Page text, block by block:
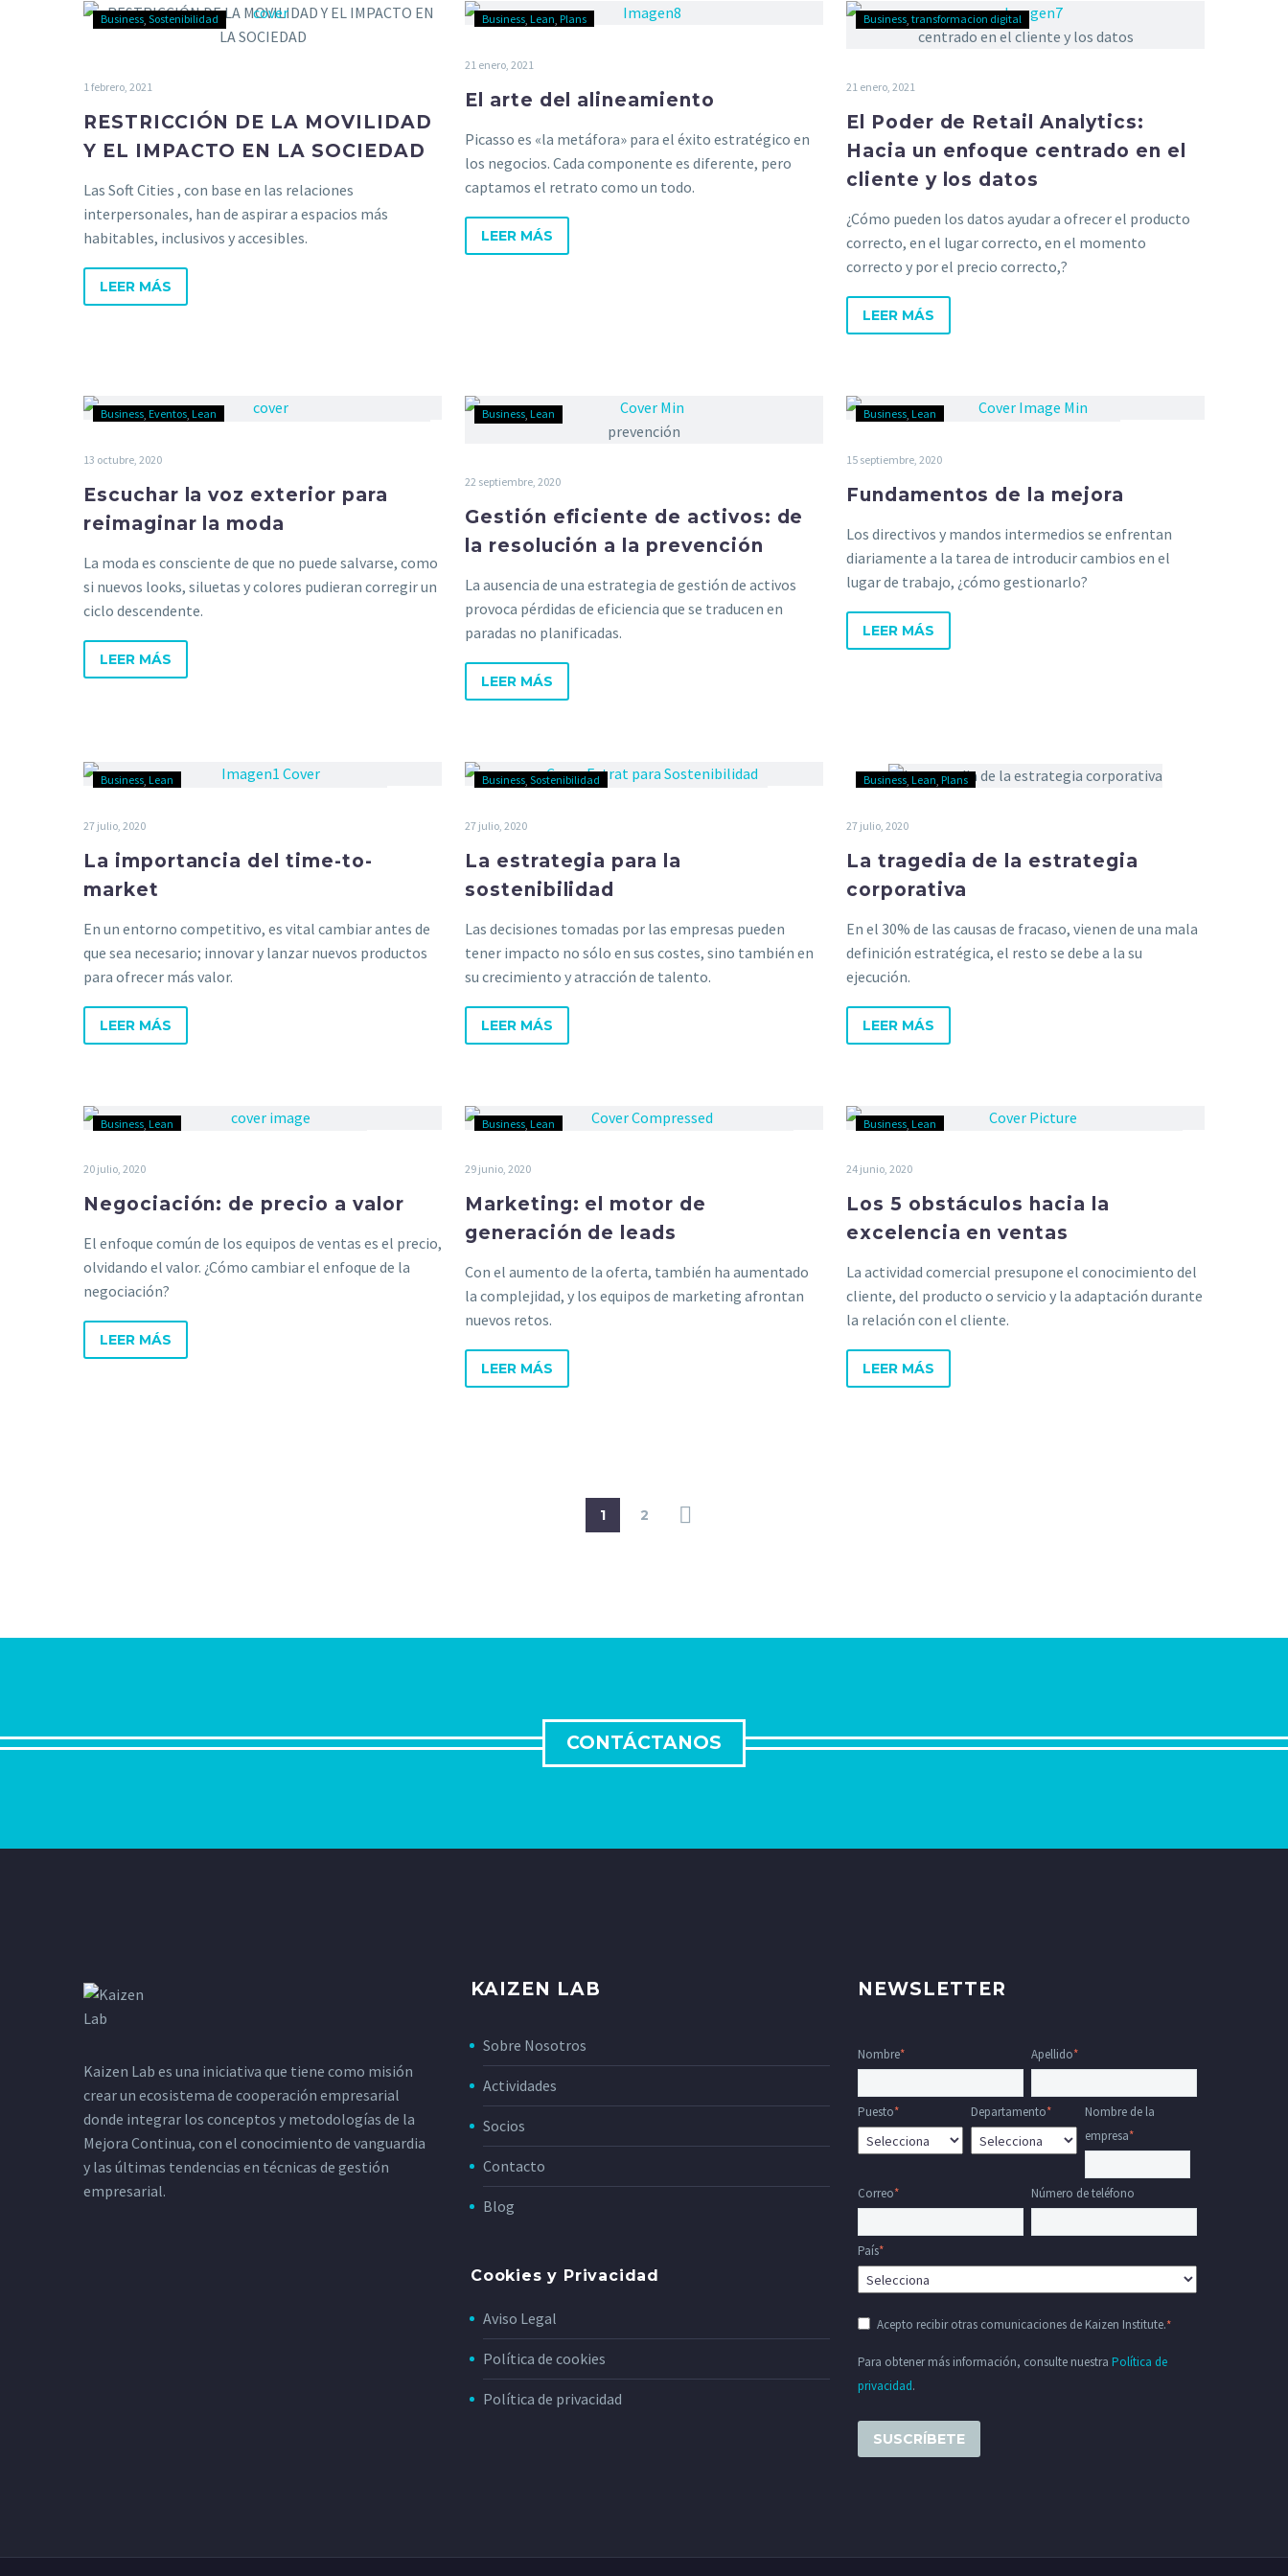
Business Sostenibilidad
1 febrero, 2021
RESTRICCIÓN DE LA MOVILIDAD
Y EL IMPACTO EN LA SOCIEDAD
Las Soft Cities , con base en las relaciones
interpersonales, han de aspirar a espacios más
habitables, inclusivos y accesibles.
LEER MÁS
Business Lean Plans
21 enero, 2021
El arte del alineamiento
Picasso es «la metáfora» para el éxito estratégico en
los negocios. Cada componente es diferente, pero
captamos el retrato como un todo.
LEER MÁS
Business transformacion digital
21 enero, 2021
El Poder de Retail Analytics:
Hacia un enfoque centrado en el
cliente y los datos
¿Cómo pueden los datos ayudar a ofrecer el producto
correcto, en el lugar correcto, en el momento
correcto y por el precio correcto,?
LEER MÁS
Business Eventos Lean
13 octubre, 2020
Escuchar la voz exterior para
reimaginar la moda
La moda es consciente de que no puede salvarse, como
si nuevos looks, siluetas y colores pudieran corregir un
ciclo descendente.
LEER MÁS
Business Lean
22 septiembre, 2020
Gestión eficiente de activos: de
la resolución a la prevención
La ausencia de una estrategia de gestión de activos
provoca pérdidas de eficiencia que se traducen en
paradas no planificadas.
LEER MÁS
Business Lean
15 septiembre, 2020
Fundamentos de la mejora
Los directivos y mandos intermedios se enfrentan
diariamente a la tarea de introducir cambios en el
lugar de trabajo, ¿cómo gestionarlo?
LEER MÁS
Business Lean
27 julio, 2020
La importancia del time-to-
market
En un entorno competitivo, es vital cambiar antes de
que sea necesario; innovar y lanzar nuevos productos
para ofrecer más valor.
LEER MÁS
Business Sostenibilidad
27 julio, 2020
La estrategia para la
sostenibilidad
Las decisiones tomadas por las empresas pueden
tener impacto no sólo en sus costes, sino también en
su crecimiento y atracción de talento.
LEER MÁS
Business Lean Plans
27 julio, 2020
La tragedia de la estrategia
corporativa
En el 30% de las causas de fracaso, vienen de una mala
definición estratégica, el resto se debe a la su
ejecución.
LEER MÁS
Business Lean
20 julio, 2020
Negociación: de precio a valor
El enfoque común de los equipos de ventas es el precio,
olvidando el valor. ¿Cómo cambiar el enfoque de la
negociación?
LEER MÁS
Business Lean
29 junio, 2020
Marketing: el motor de
generación de leads
Con el aumento de la oferta, también ha aumentado
la complejidad, y los equipos de marketing afrontan
nuevos retos.
LEER MÁS
Business Lean
24 junio, 2020
Los 5 obstáculos hacia la
excelencia en ventas
La actividad comercial presupone el conocimiento del
cliente, del producto o servicio y la adaptación durante
la relación con el cliente.
LEER MÁS
1 2
CONTÁCTANOS
Kaizen Lab es una iniciativa que tiene como misión
crear un ecosistema de cooperación empresarial
donde integrar los conceptos y metodologías de la
Mejora Continua, con el conocimiento de vanguardia
y las últimas tendencias en técnicas de gestión
empresarial.
KAIZEN LAB
Sobre Nosotros
Actividades
Socios
Contacto
Blog
Cookies y Privacidad
Aviso Legal
Política de cookies
Política de privacidad
NEWSLETTER
Nombre* Apellido*
Puesto* Departamento*
Nombre de la
empresa*
Correo* Número de teléfono
País*
Acepto recibir otras comunicaciones de Kaizen Institute.*
Para obtener más información, consulte nuestra Política de
privacidad.